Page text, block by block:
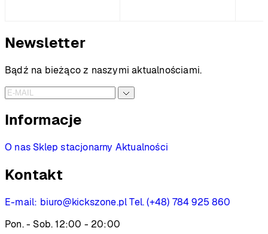
Newsletter
Bądź na bieżąco z naszymi aktualnościami.
Informacje
O nas Sklep stacjonarny Aktualności
Kontakt
E-mail: biuro@kickszone.pl Tel. (+48) 784 925 860
Pon. - Sob. 12:00 - 20:00